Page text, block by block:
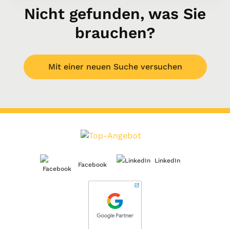
Nicht gefunden, was Sie
brauchen?
Mit einer neuen Suche versuchen
Facebook
LinkedIn